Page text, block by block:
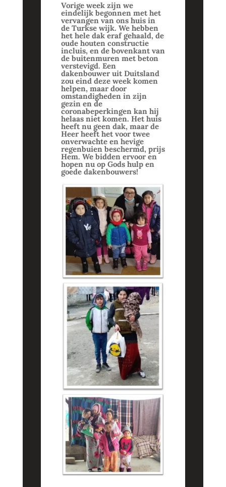
Vorige week zijn we
eindelijk begonnen met het
vervangen van ons huis in
de Turkse wijk. We hebben
het hele dak eraf gehaald, de
oude houten constructie
incluis, en de bovenkant van
de buitenmuren met beton
verstevigd. Een
dakenbouwer uit Duitsland
zou eind deze week komen
helpen, maar door
omstandigheden in zijn
gezin en de
coronabeperkingen kan hij
helaas niet komen. Het huis
heeft nu geen dak, maar de
Heer heeft het voor twee
onverwachte en hevige
regenbuien beschermd, prijs
Hem. We bidden ervoor en
hopen nu op Gods hulp en
goede dakenbouwers!